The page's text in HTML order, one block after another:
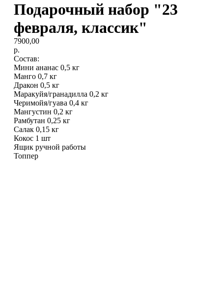
Подарочный набор "23
февраля, классик"
7900,00
р.
Состав:
Мини ананас 0,5 кг
Манго 0,7 кг
Дракон 0,5 кг
Маракуйя/гранадилла 0,2 кг
Черимойя/гуава 0,4 кг
Мангустин 0,2 кг
Рамбутан 0,25 кг
Салак 0,15 кг
Кокос 1 шт
Ящик ручной работы
Топпер